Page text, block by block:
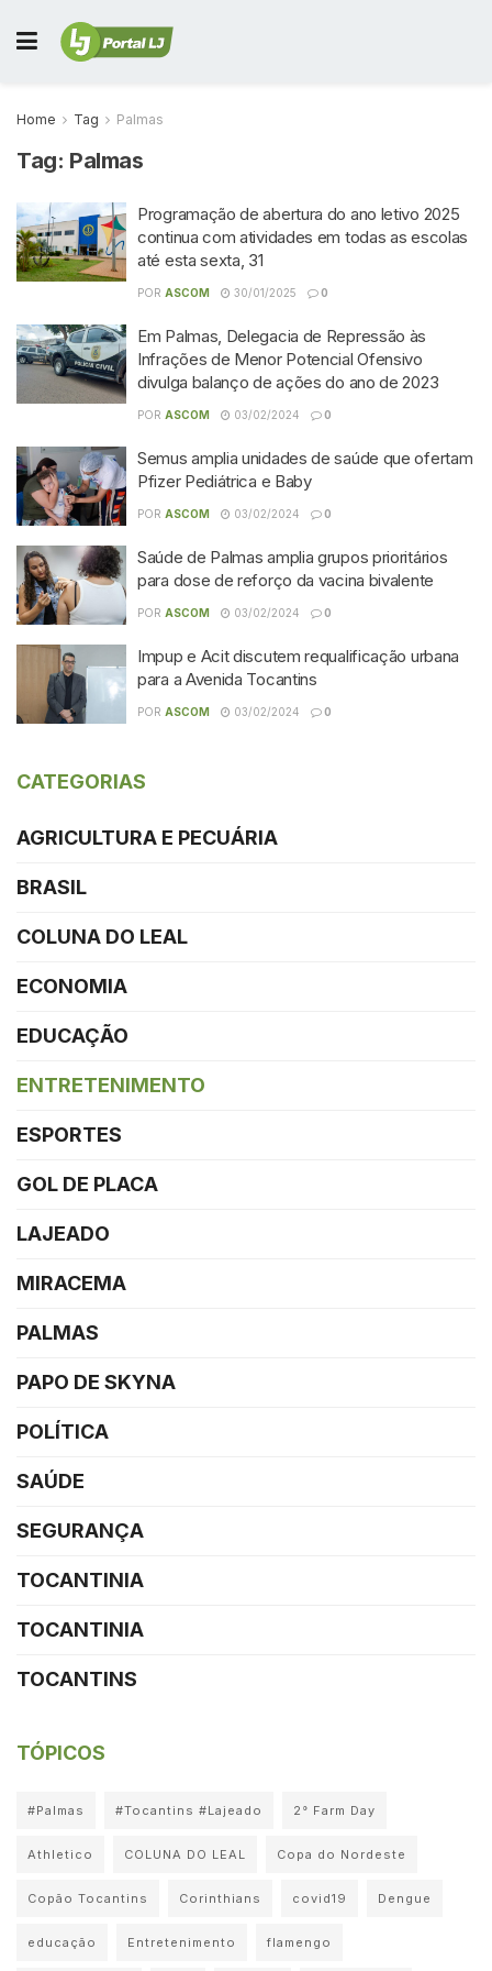
Home Tag Palmas
Tag: Palmas
Programação de abertura do ano letivo 2025
continua com atividades em todas as escolas
até esta sexta, 31
POR ASCOM 30/01/2025 0
Em Palmas, Delegacia de Repressão às
Infrações de Menor Potencial Ofensivo
divulga balanço de ações do ano de 2023
POR ASCOM 03/02/2024 0
Semus amplia unidades de saúde que ofertam
Pfizer Pediátrica e Baby
POR ASCOM 03/02/2024 0
Saúde de Palmas amplia grupos prioritários
para dose de reforço da vacina bivalente
POR ASCOM 03/02/2024 0
Impup e Acit discutem requalificação urbana
para a Avenida Tocantins
POR ASCOM 03/02/2024 0
CATEGORIAS
AGRICULTURA E PECUÁRIA
BRASIL
COLUNA DO LEAL
ECONOMIA
EDUCAÇÃO
ENTRETENIMENTO
ESPORTES
GOL DE PLACA
LAJEADO
MIRACEMA
PALMAS
PAPO DE SKYNA
POLÍTICA
SAÚDE
SEGURANÇA
TOCANTINIA
TOCANTINIA
TOCANTINS
TÓPICOS
#Palmas #Tocantins #Lajeado 2° Farm Day
Athletico COLUNA DO LEAL Copa do Nordeste
Copão Tocantins Corinthians covid19 Dengue
educação Entretenimento flamengo